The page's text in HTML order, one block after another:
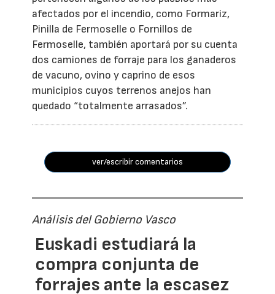
afectados por el incendio, como Formariz,
Pinilla de Fermoselle o Fornillos de
Fermoselle, también aportará por su cuenta
dos camiones de forraje para los ganaderos
de vacuno, ovino y caprino de esos
municipios cuyos terrenos anejos han
quedado “totalmente arrasados”.
ver/escribir comentarios
Análisis del Gobierno Vasco
Euskadi estudiará la
compra conjunta de
forrajes ante la escasez